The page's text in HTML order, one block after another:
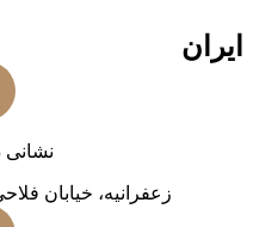
ایران
نشانی
زعفرانیه، خیابان فلاحی ، پلاک۵ ،